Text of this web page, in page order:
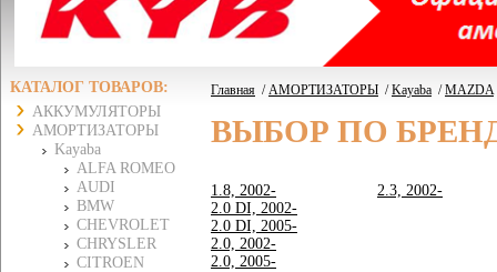
КАТАЛОГ ТОВАРОВ:
АККУМУЛЯТОРЫ
АМОРТИЗАТОРЫ
Kayaba
ALFA ROMEO
AUDI
BMW
CHEVROLET
CHRYSLER
CITROEN
Главная /АМОРТИЗАТОРЫ /Kayaba /MAZDA
ВЫБОР ПО
1.8, 2002-
2.0 DI, 2002-
2.0 DI, 2005-
2.0, 2002-
2.0, 2005-
2.3, 2002-